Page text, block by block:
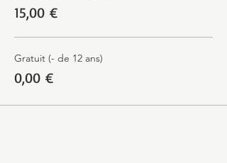
15,00 €
Gratuit (- de 12 ans)
0,00 €